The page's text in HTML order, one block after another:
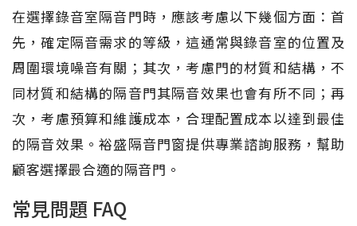
在選擇錄音室隔音門時，應該考慮以下幾個方面：首
先，確定隔音需求的等級，這通常與錄音室的位置及
周圍環境噪音有關；其次，考慮門的材質和結構，不
同材質和結構的隔音門其隔音效果也會有所不同；再
次，考慮預算和維護成本，合理配置成本以達到最佳
的隔音效果。裕盛隔音門窗提供專業諮詢服務，幫助
顧客選擇最合適的隔音門。
常見問題 FAQ